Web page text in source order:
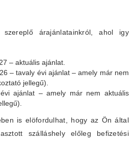
árajánlatainkról, ahol igy
– aktuális ajánlat.
– tavaly évi ajánlat – amely már nem
jellegű).
ajánlat – amely már nem aktuális
is elöfordulhat, hogy az Ön által
szálláshely előleg befizetési